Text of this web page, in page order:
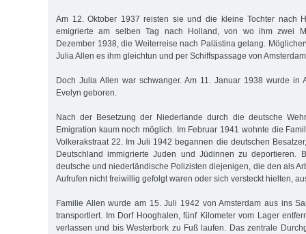
Am 12. Oktober 1937 reisten sie und die kleine Tochter nach
emigrierte am selben Tag nach Holland, von wo ihm zwei
Dezember 1938, die Weiterreise nach Palästina gelang.
Julia Allen es ihm gleichtun und per Schiffspassage von
Doch Julia Allen war schwanger. Am 11. Januar 1938 wurde in
Evelyn geboren.
Nach der Besetzung der Niederlande durch die deutsche
Emigration kaum noch möglich. Im Februar 1941 wohnte die
Volkerakstraat 22. Im Juli 1942 begannen die deutschen
Deutschland immigrierte Juden und Jüdinnen zu deportieren.
deutsche und niederländische Polizisten diejenigen, die den als
Aufrufen nicht freiwillig gefolgt waren oder sich versteckt hielten,
Familie Allen wurde am 15. Juli 1942 von Amsterdam aus ins
transportiert. Im Dorf Hooghalen, fünf Kilometer vom Lager
verlassen und bis Westerbork zu Fuß laufen. Das zentrale